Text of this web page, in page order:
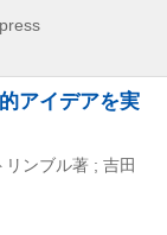
アイデアを実
ンブル著 ; 吉田